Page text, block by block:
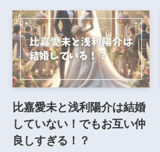
比嘉愛未と浅利陽介は結婚
していない！でもお互い仲
良しすぎる！？